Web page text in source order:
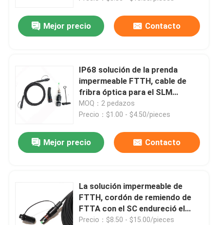
Mejor precio Contacto
IP68 solución de la prenda
impermeable FTTH, cable de
fribra óptica para el SLM
RÁPIDO de Optitap OPTI
MOQ：2 pedazos
Precio：$1.00 - $4.50/pieces
Mejor precio Contacto
La solución impermeable de
FTTH, cordón de remiendo de
FTTA con el SC endureció el
conector de OptiTap
Precio：$8.50 - $15.00/pieces